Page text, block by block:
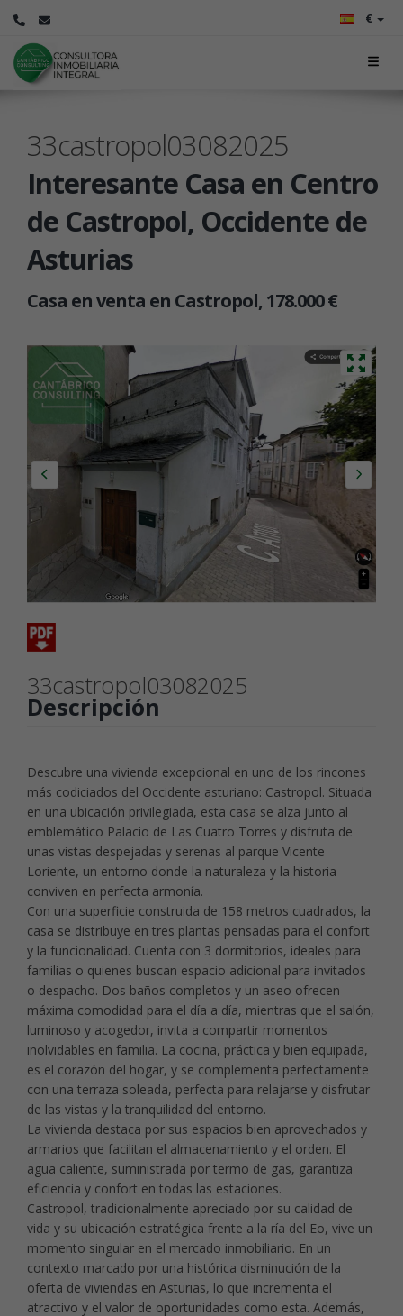
€
33castropol03082025
Interesante Casa en Centro
de Castropol, Occidente de
Asturias
Casa en venta en Castropol, 178.000 €
33castropol03082025
Descripción
Descubre una vivienda excepcional en uno de los rincones
más codiciados del Occidente asturiano: Castropol. Situada
en una ubicación privilegiada, esta casa se alza junto al
emblemático Palacio de Las Cuatro Torres y disfruta de
unas vistas despejadas y serenas al parque Vicente
Loriente, un entorno donde la naturaleza y la historia
conviven en perfecta armonía.
Con una superficie construida de 158 metros cuadrados, la
casa se distribuye en tres plantas pensadas para el confort
y la funcionalidad. Cuenta con 3 dormitorios, ideales para
familias o quienes buscan espacio adicional para invitados
o despacho. Dos baños completos y un aseo ofrecen
máxima comodidad para el día a día, mientras que el salón,
luminoso y acogedor, invita a compartir momentos
inolvidables en familia. La cocina, práctica y bien equipada,
es el corazón del hogar, y se complementa perfectamente
con una terraza soleada, perfecta para relajarse y disfrutar
de las vistas y la tranquilidad del entorno.
La vivienda destaca por sus espacios bien aprovechados y
armarios que facilitan el almacenamiento y el orden. El
agua caliente, suministrada por termo de gas, garantiza
eficiencia y confort en todas las estaciones.
Castropol, tradicionalmente apreciado por su calidad de
vida y su ubicación estratégica frente a la ría del Eo, vive un
momento singular en el mercado inmobiliario. En un
contexto marcado por una histórica disminución de la
oferta de viviendas en Asturias, lo que incrementa el
atractivo y el valor de oportunidades como esta. Además,